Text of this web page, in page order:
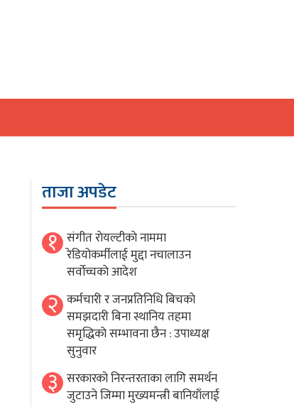
ताजा अपडेट
१ संगीत राेयल्टीकाे नाममा
रेडियोकर्मीलाई मुद्दा नचालाउन
सर्वाेच्चकाे आदेश
२ कर्मचारी र जनप्रतिनिधि बिचकाे
समझदारी बिना स्थानिय तहमा
समृद्धिकाे सम्भावना छैन : उपाध्यक्ष
सुनुवार
३ सरकारको निरन्तरताका लागि समर्थन
जुटाउने जिम्मा मुख्यमन्त्री बानियाँलाई